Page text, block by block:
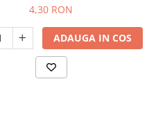
4,30 RON
ADAUGA IN COS